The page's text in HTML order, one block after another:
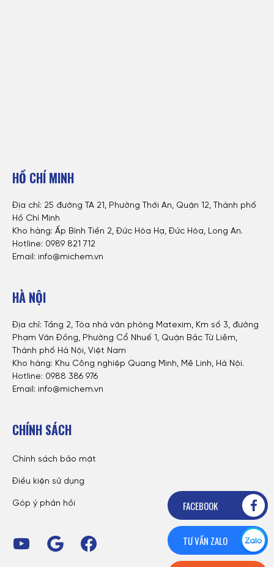
HỒ CHÍ MINH
Địa chỉ: 25 đường TA 21, Phường Thới An, Quận 12, Thành phố
Hồ Chí Minh
Kho hàng: Ấp Bình Tiền 2, Đức Hòa Hạ, Đức Hòa, Long An.
Hotline: 0989 821 712
Email: info@michem.vn
HÀ NỘI
Địa chỉ: Tầng 2, Tòa nhà văn phòng Matexim, Km số 3, đường
Phạm Văn Đồng, Phường Cổ Nhuế 1, Quận Bắc Từ Liêm,
Thành phố Hà Nội, Việt Nam
Kho hàng: Khu Công nghiệp Quang Minh, Mê Linh, Hà Nội.
Hotline: 0988 386 976
Email: info@michem.vn
CHÍNH SÁCH
Chính sách bảo mật
Điều kiện sử dụng
Góp ý phản hồi FACEBOOK
TƯ VẤN ZALO